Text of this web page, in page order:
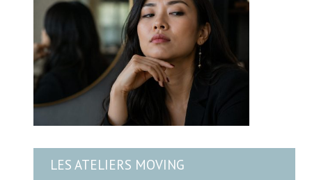
LES ATELIERS MOVING